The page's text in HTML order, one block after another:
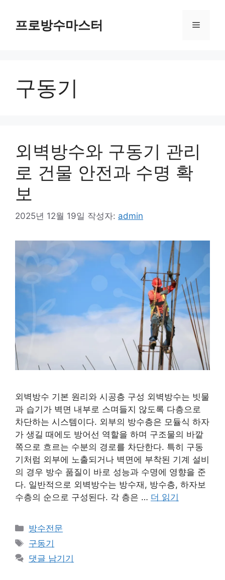
프로방수마스터 메
구동기
외벽방수와 구동기 관리
로 건물 안전과 수명 확
보
2025년 12월 19일 작성자: admin
외벽방수 기본 원리와 시공층 구성 외벽방수는 빗물
과 습기가 벽면 내부로 스며들지 않도록 다층으로
차단하는 시스템이다. 외부의 방수층은 모듈식 하자
가 생길 때에도 방어선 역할을 하며 구조물의 바깥
쪽으로 흐르는 수분의 경로를 차단한다. 특히 구동
기처럼 외부에 노출되거나 벽면에 부착된 기계 설비
의 경우 방수 품질이 바로 성능과 수명에 영향을 준
다. 일반적으로 외벽방수는 방수재, 방수층, 하자보
수층의 순으로 구성된다. 각 층은 … 더 읽기
카
테
리
방수전문
태
그
구동기
댓글 남기기